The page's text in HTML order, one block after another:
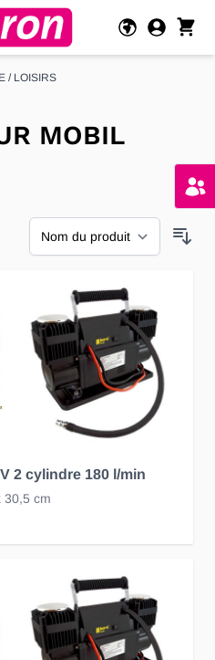
/ LOISIRS
MOBIL
2 cylindre 180 l/min
30,5 cm